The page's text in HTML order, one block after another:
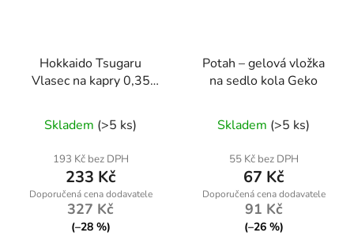
Hokkaido Tsugaru
Vlasec na kapry 0,35
Skladem (>5 ks)
193 Kč bez DPH
233 Kč
327 Kč
(–28 %)
Potah – gelová vložka
na sedlo kola Geko
Skladem (>5 ks)
55 Kč bez DPH
67 Kč
91 Kč
(–26 %)